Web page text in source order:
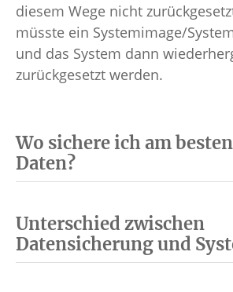
diesem Wege nicht
müsste ein Systemimage/
und das System dann
zurückgesetzt werden.
Wo sichere ich am
Daten?
Unterschied zwischen
Datensicherung und